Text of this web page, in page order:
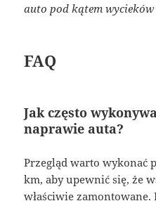
auto pod kątem
FAQ
Jak często
naprawie auta?
Przegląd warto wykonać
km, aby upewnić się, że
właściwie